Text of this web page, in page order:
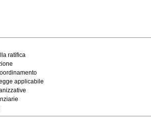
ratifica
applicabile